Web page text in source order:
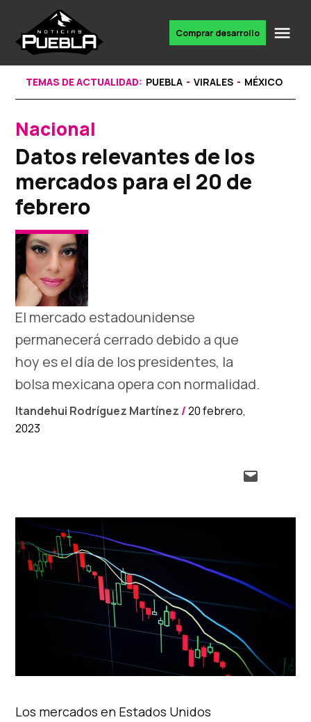
content
noticias
Comprar desarrollo
TEMAS DE ACTUALIDAD: PUEBLA VIRALES MÉXICO
POSTED
IN
Nacional
Datos relevantes de los
mercados para el 20 de
febrero
El mercado estadounidense
permanecerá cerrado debido a que
hoy es el día de los presidentes, la
bolsa mexicana opera con normalidad.
Itandehui Rodríguez Martínez / 20 febrero,
2023
Los mercados en Estados Unidos